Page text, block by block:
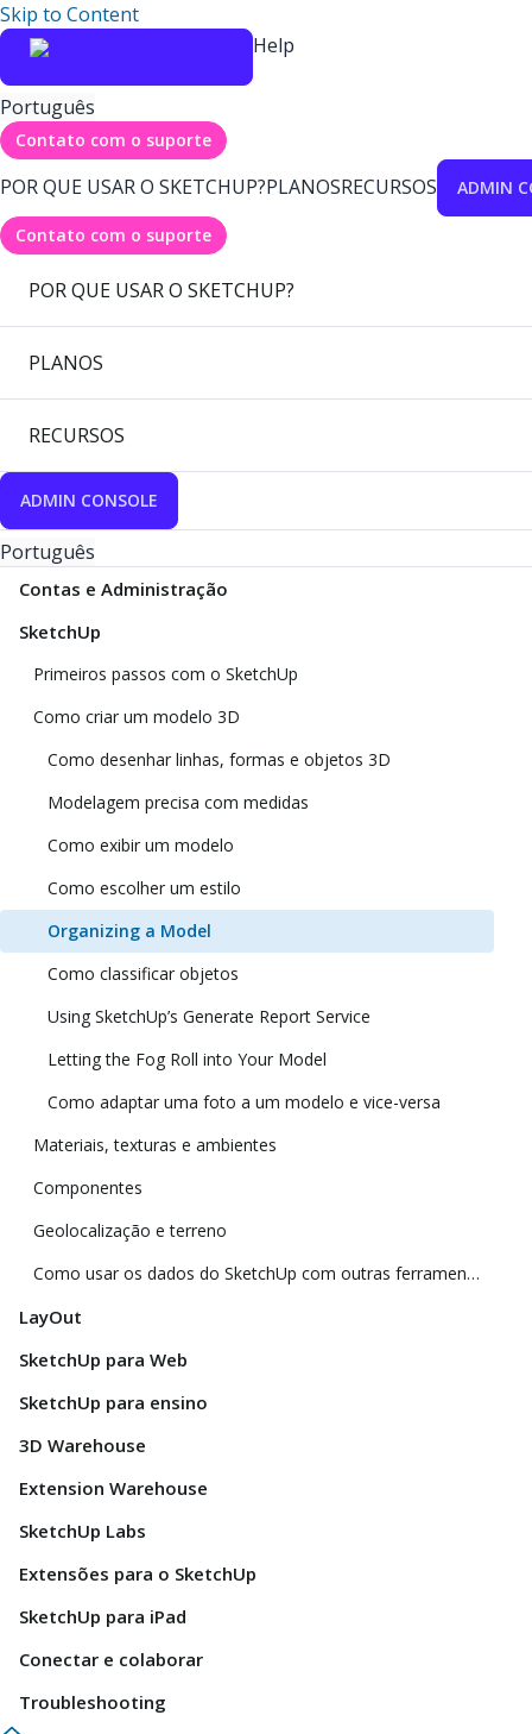
Skip to Content
Help
Português
Contato com o suporte
POR QUE USAR O SKETCHUP?PLANOSRECURSOS ADMIN
Contato com o suporte
POR QUE USAR O SKETCHUP?
PLANOS
RECURSOS
ADMIN CONSOLE
Português
Contas e Administração
SketchUp
Primeiros passos com o SketchUp
Como criar um modelo 3D
Como desenhar linhas, formas e objetos 3D
Modelagem precisa com medidas
Como exibir um modelo
Como escolher um estilo
Organizing a Model
Como classificar objetos
Using SketchUp’s Generate Report Service
Letting the Fog Roll into Your Model
Como adaptar uma foto a um modelo e vice-versa
Materiais, texturas e ambientes
Componentes
Geolocalização e terreno
Como usar os dados do SketchUp com outras ferramentas e programas de modelagem
LayOut
SketchUp para Web
SketchUp para ensino
3D Warehouse
Extension Warehouse
SketchUp Labs
Extensões para o SketchUp
SketchUp para iPad
Conectar e colaborar
Troubleshooting